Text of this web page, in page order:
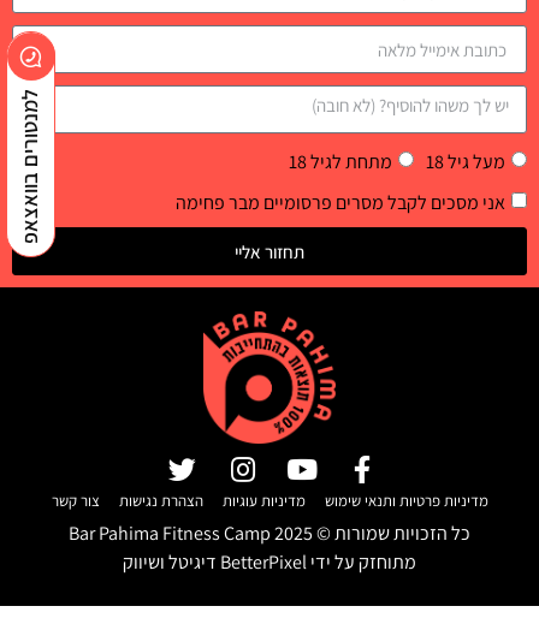
מעל גיל 18
מתחת לגיל 18
אני מסכים לקבל מסרים פרסומיים מבר פחימה
תחזור אליי
מדיניות פרטיות ותנאי שימוש מדיניות עוגיות הצהרת נגישות צור קשר
כל הזכויות שמורות © Bar Pahima Fitness Camp2025
מתוחזק על ידיBetterPixel דיגיטל ושיווק
למנטורים בוואצאפ